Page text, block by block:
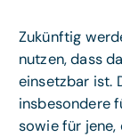
Zukünftig
nutzen, dass
einsetzbar ist.
insbesondere
sowie für jene,